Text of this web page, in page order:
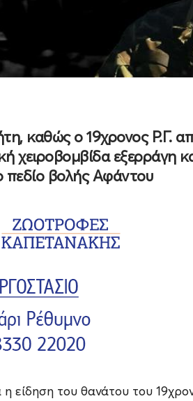
καθώς ο 19χρονος Ρ.Γ.
χειροβομβίδα εξερράγη
πεδίο βολής Αφάντου
είδηση του θανάτου του